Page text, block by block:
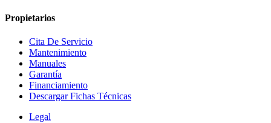
Propietarios
Cita De Servicio
Mantenimiento
Manuales
Garantía
Financiamiento
Descargar Fichas Técnicas
Legal